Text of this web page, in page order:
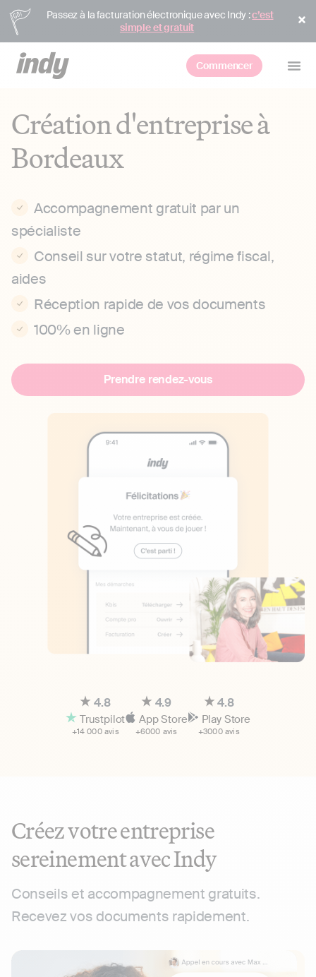
Passez à la facturation électronique avec Indy :c’est
simple et gratuit
Commencer
Création d'entreprise à
Bordeaux
Accompagnement gratuit par un
spécialiste
Conseil sur votre statut, régime fiscal,
aides
Réception rapide de vos documents
100% en ligne
Prendre rendez-vous
4.8
Trustpilot
+14 000 avis
4.9
App Store
+6000 avis
4.8
Play Store
+3000 avis
Créez votre entreprise
sereinement avec Indy
Conseils et accompagnement gratuits.
Recevez vos documents rapidement.